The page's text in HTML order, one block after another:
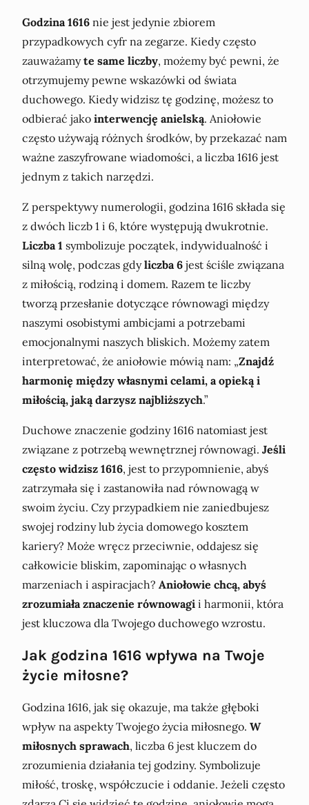
Godzina 1616 nie jest jedynie zbiorem
przypadkowych cyfr na zegarze. Kiedy często
zauważamyte same liczby, możemy być pewni, że
otrzymujemy pewne wskazówki od świata
duchowego. Kiedy widzisz tę godzinę, możesz to
odbierać jako interwencję anielską. Aniołowie
często używają różnych środków, by przekazać nam
ważne zaszyfrowane wiadomości, a liczba 1616 jest
jednym z takich narzędzi.
Z perspektywy numerologii, godzina 1616 składa się
z dwóch liczb 1 i 6, które występują dwukrotnie.
Liczba 1 symbolizuje początek, indywidualność i
silną wolę, podczas gdyliczba 6 jest ściśle związana
z miłością, rodziną i domem. Razem te liczby
tworzą przesłanie dotyczące równowagi między
naszymi osobistymi ambicjami a potrzebami
emocjonalnymi naszych bliskich. Możemy zatem
interpretować, że aniołowie mówią nam: „Znajdź
harmonię między własnymi celami, a opieką i
miłością, jaką darzysz najbliższych.”
Duchowe znaczenie godziny 1616 natomiast jest
związane z potrzebą wewnętrznej równowagi. Jeśli
często widzisz 1616, jest to przypomnienie, abyś
zatrzymała się i zastanowiła nad równowagą w
swoim życiu. Czy przypadkiem nie zaniedbujesz
swojej rodziny lub życia domowego kosztem
kariery? Może wręcz przeciwnie, oddajesz się
całkowicie bliskim, zapominając o własnych
marzeniach i aspiracjach? Aniołowie chcą, abyś
zrozumiała znaczenie równowagi i harmonii, która
jest kluczowa dla Twojego duchowego wzrostu.
Jak godzina 1616 wpływa na Twoje
życie miłosne?
Godzina 1616, jak się okazuje, ma także głęboki
wpływ na aspekty Twojego życia miłosnego. W
miłosnych sprawach, liczba 6 jest kluczem do
zrozumienia działania tej godziny. Symbolizuje
miłość, troskę, współczucie i oddanie. Jeżeli często